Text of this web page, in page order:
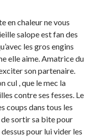
en chaleur ne vous
salope est fan des
les gros engins
elle aime. Amatrice du
son partenaire.
cul , que le mec la
contre ses fesses. Le
coups dans tous les
de sortir sa bite pour
pour lui vider les